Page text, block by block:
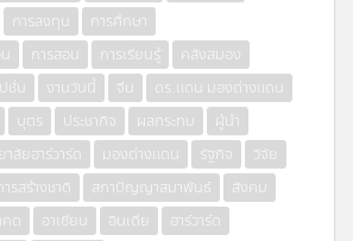
การลงทุน
การศึกษา
การสอน การเรียนรู้
คลังสมอง
ชั่น งานวันนี้ จีน
ดร.แดน มองต่างแดน
บุตร ประชากิจ ผลกระทบ
ผู้นำ
ลัยฮาร์วาร์ด มองต่างแดน รัฐกิจ
วิจัย
รสร้างชาติ สภาปัญญาสมาพันธ์
สังคม
คต อาเซียน อินเดีย
ฮาร์วาร์ด